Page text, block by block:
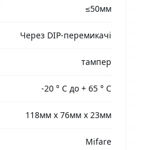
≤50мм
Через DIP-перемикачі
тампер
-20 ° C до + 65 ° C
118мм x 76мм x 23мм
Mifare